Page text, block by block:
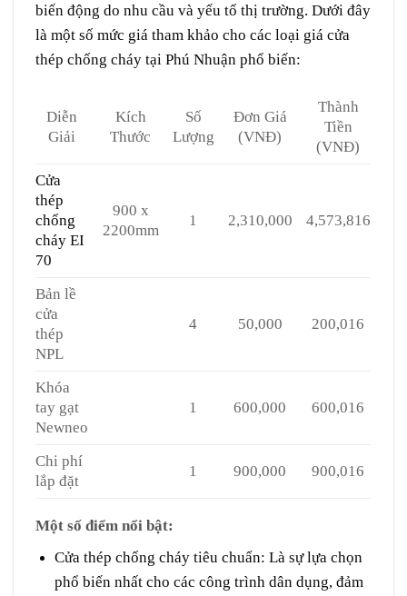
biến động do nhu cầu và yếu tố thị trường. Dưới đây
là một số mức giá tham khảo cho các loại giá cửa
thép chống cháy tại Phú Nhuận phổ biến:
Diễn
Giải
Kích
Thước
Số
Lượng
Đơn Giá
(VNĐ)
Thành
Tiền
(VNĐ)
Cửa
thép
chống
cháy EI
70
900 x
2200mm
1 2,310,000 4,573,816
Bản lề
cửa
thép
NPL
4 50,000 200,016
Khóa
tay gạt
Newneo
1 600,000 600,016
Chi phí
lắp đặt
1 900,000 900,016
Một số điểm nổi bật:
Cửa thép chống cháy tiêu chuẩn: Là sự lựa chọn
phổ biến nhất cho các công trình dân dụng, đảm